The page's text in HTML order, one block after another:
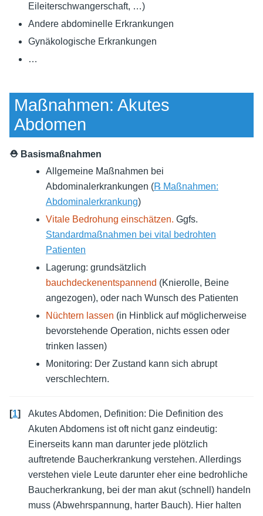
Eileiterschwangerschaft, …)
Andere abdominelle Erkrankungen
Gynäkologische Erkrankungen
…
Maßnahmen: Akutes
Abdomen
⛑ Basismaßnahmen
Allgemeine Maßnahmen bei
Abdominalerkrankungen (℞ Maßnahmen:
Abdominalerkrankung)
Vitale Bedrohung einschätzen. Ggfs.
Standardmaßnahmen bei vital bedrohten
Patienten
Lagerung: grundsätzlich
bauchdeckenentspannend (Knierolle, Beine
angezogen), oder nach Wunsch des Patienten
Nüchtern lassen (in Hinblick auf möglicherweise
bevorstehende Operation, nichts essen oder
trinken lassen)
Monitoring: Der Zustand kann sich abrupt
verschlechtern.
[1]
Akutes Abdomen, Definition: Die Definition des
Akuten Abdomens ist oft nicht ganz eindeutig:
Einerseits kann man darunter jede plötzlich
auftretende Baucherkrankung verstehen. Allerdings
verstehen viele Leute darunter eher eine bedrohliche
Baucherkrankung, bei der man akut (schnell) handeln
muss (Abwehrspannung, harter Bauch). Hier halten